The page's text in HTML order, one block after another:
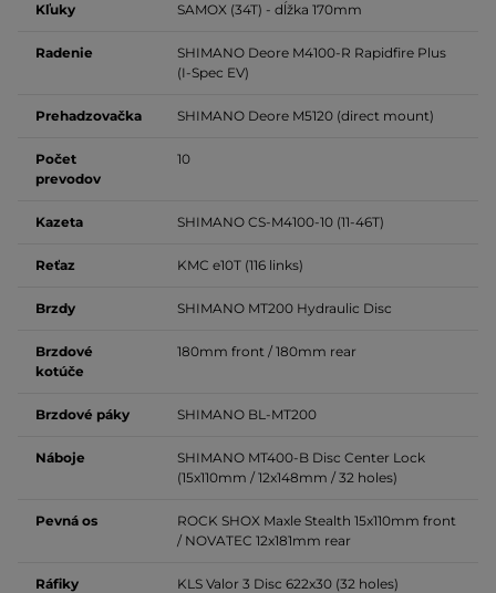
Kľuky SAMOX (34T) - dĺžka 170mm
Radenie
SHIMANO Deore M4100-R Rapidfire Plus
(I-Spec EV)
Prehadzovačka SHIMANO Deore M5120 (direct mount)
Počet
prevodov
10
Kazeta SHIMANO CS-M4100-10 (11-46T)
Reťaz KMC e10T (116 links)
Brzdy SHIMANO MT200 Hydraulic Disc
Brzdové
kotúče
180mm front / 180mm rear
Brzdové páky SHIMANO BL-MT200
Náboje
SHIMANO MT400-B Disc Center Lock
(15x110mm / 12x148mm / 32 holes)
Pevná os
ROCK SHOX Maxle Stealth 15x110mm front
/ NOVATEC 12x181mm rear
Ráfiky KLS Valor 3 Disc 622x30 (32 holes)